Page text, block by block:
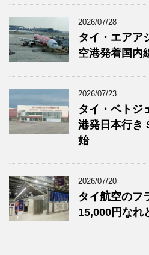
2026/07/28
タイ・エアア
空港発着国内
2026/07/23
タイ・ベトジ
港発日本行き
始
2026/07/20
タイ航空のフ
15,000円なれ